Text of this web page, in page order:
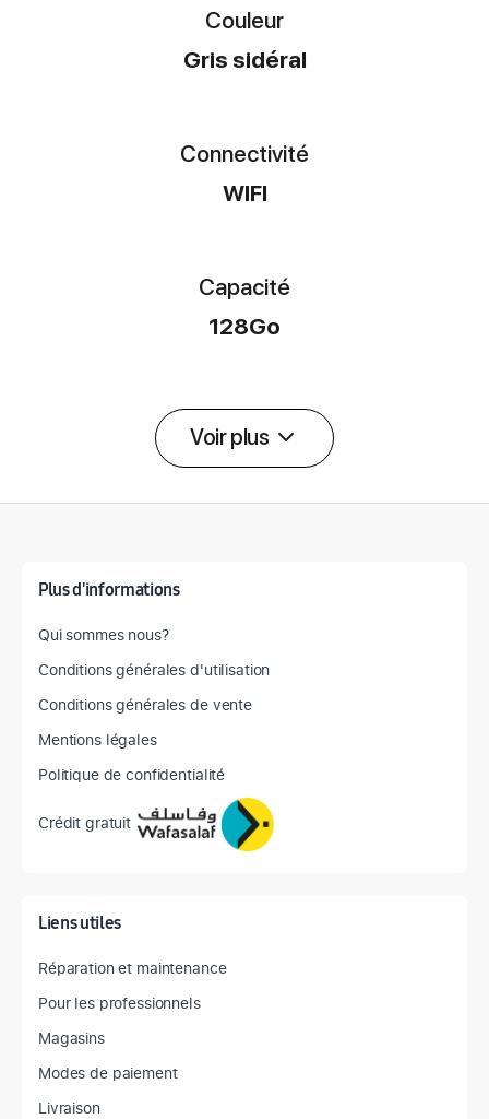
Couleur
Gris sidéral
Connectivité
WIFI
Capacité
128Go
Voir plus
Plus d'informations
Qui sommes nous?
Conditions générales d'utilisation
Conditions générales de vente
Mentions légales
Politique de confidentialité
Crédit gratuit
Liens utiles
Réparation et maintenance
Pour les professionnels
Magasins
Modes de paiement
Livraison